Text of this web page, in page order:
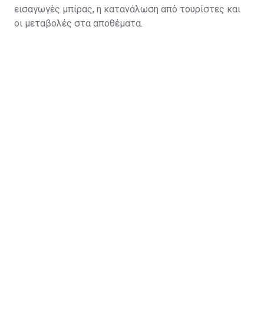
εισαγωγές μπίρας, η κατανάλωση από τουρίστες και
οι μεταβολές στα αποθέματα.